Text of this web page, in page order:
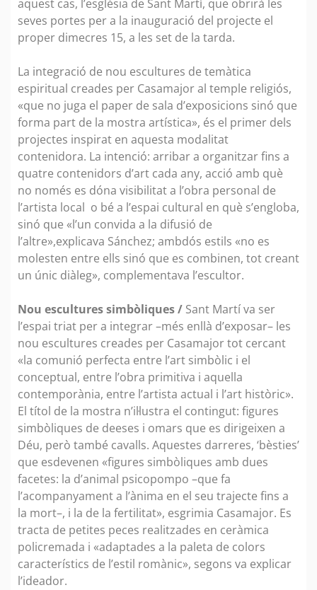
aquest cas, l’església de Sant Martí, que obrirà les
seves portes per a la inauguració del projecte el
proper dimecres 15, a les set de la tarda.
La integració de nou escultures de temàtica
espiritual creades per Casamajor al temple religiós,
«que no juga el paper de sala d’exposicions sinó que
forma part de la mostra artística», és el primer dels
projectes inspirat en aquesta modalitat
contenidora. La intenció: arribar a organitzar fins a
quatre contenidors d’art cada any, acció amb què
no només es dóna visibilitat a l’obra personal de
l’artista local o bé a l’espai cultural en què s’engloba,
sinó que «l’un convida a la difusió de
l’altre»,explicava Sánchez; ambdós estils «no es
molesten entre ells sinó que es combinen, tot creant
un únic diàleg», complementava l’escultor.
Nou escultures simbòliques / Sant Martí va ser
l’espai triat per a integrar –més enllà d’exposar– les
nou escultures creades per Casamajor tot cercant
«la comunió perfecta entre l’art simbòlic i el
conceptual, entre l’obra primitiva i aquella
contemporània, entre l’artista actual i l’art històric».
El títol de la mostra n’il·lustra el contingut: figures
simbòliques de deeses i omars que es dirigeixen a
Déu, però també cavalls. Aquestes darreres, ‘bèsties’
que esdevenen «figures simbòliques amb dues
facetes: la d’animal psicopompo –que fa
l’acompanyament a l’ànima en el seu trajecte fins a
la mort–, i la de la fertilitat», esgrimia Casamajor. Es
tracta de petites peces realitzades en ceràmica
policremada i «adaptades a la paleta de colors
característics de l’estil romànic», segons va explicar
l’ideador.